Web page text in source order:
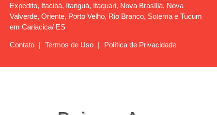
Expedito, Itacibá, Itanguá, Itaquari, Nova Brasília, Nova
Valverde, Oriente, Porto Velho, Rio Branco, Sotema e Tucum
em Cariacica/ ES
Contato | Termos de Uso | Política de Privacidade